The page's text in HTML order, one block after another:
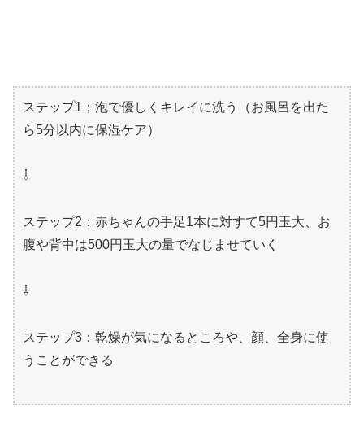
ステップ1；泡で優しくキレイに洗う（お風呂を出た
ら5分以内に保湿ケア）
⇩
ステップ2：赤ちゃんの手足1本に対すて5円玉大、お
腹や背中は500円玉大の量でなじませていく
⇩
ステップ3：乾燥が気になるところや、顔、全身に使
うことができる